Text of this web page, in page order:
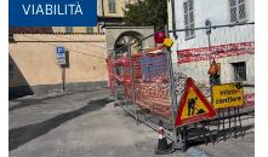
VIABILITÀ